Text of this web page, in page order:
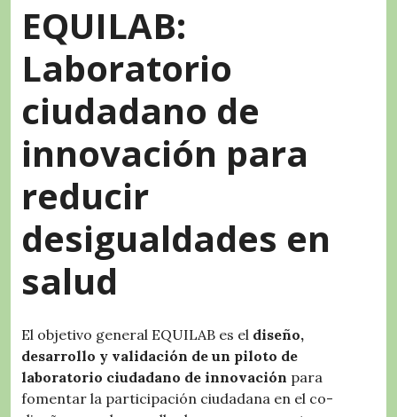
EQUILAB:
Laboratorio
ciudadano de
innovación para
reducir
desigualdades en
salud
El objetivo general EQUILAB es el diseño,
desarrollo y validación de un piloto de
laboratorio ciudadano de innovación para
fomentar la participación ciudadana en el co-